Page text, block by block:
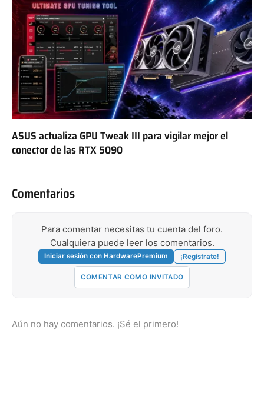
ASUS actualiza GPU Tweak III para vigilar mejor el
conector de las RTX 5090
Comentarios
Para comentar necesitas tu cuenta del foro.
Cualquiera puede leer los comentarios.
Iniciar sesión con HardwarePremium ¡Regístrate!
COMENTAR COMO INVITADO
Aún no hay comentarios. ¡Sé el primero!